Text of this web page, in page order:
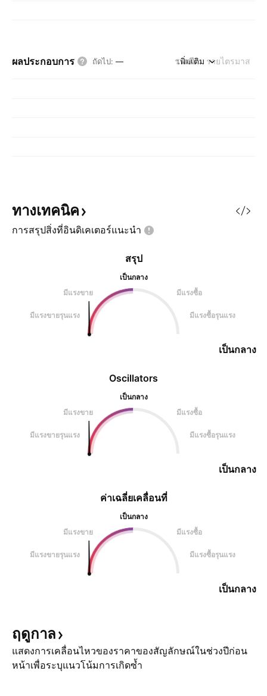
ผลประกอบการ ถัดไป: — รายปี รายไตรมาส
เพิ่มเติม
ทางเทคนิค
การสรุปสิ่งที่อินดิเคเตอร์แนะนำ
Oscillators
เป็นกลาง
มีแรงขาย
มีแรงซื้อ
มีแรงขายรุนแรง มีแรงซื้อรุนแรง
เป็นกลาง
สรุป
เป็นกลาง
มีแรงขาย
มีแรงซื้อ
มีแรงขายรุนแรง มีแรงซื้อรุนแรง
เป็นกลาง
ค่าเฉลี่ยเคลื่อนที่
เป็นกลาง
มีแรงขาย
มีแรงซื้อ
มีแรงขายรุนแรง มีแรงซื้อรุนแรง
เป็นกลาง
ฤดูกาล
แสดงการเคลื่อนไหวของราคาของสัญลักษณ์ในช่วงปีก่อน
หน้าเพื่อระบุแนวโน้มการเกิดซ้ำ